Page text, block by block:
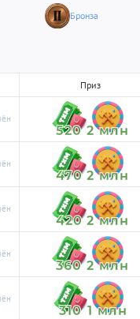
Бронза
Приз
520 2 млн
470 2 млн
420 2 млн
360 2 млн
310 1 млн